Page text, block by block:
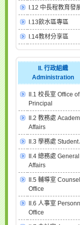
I.12 中長程教育發
I.13飲水區專區
I.14教材分享區
II. 行政組織
Administration
II.1 校長室 Office
Principal
II.2 教務處
Affairs
II.3 學務處
II.4 總務處 General
Affairs
II.5 輔導室
Office
II.6 人事室
Office